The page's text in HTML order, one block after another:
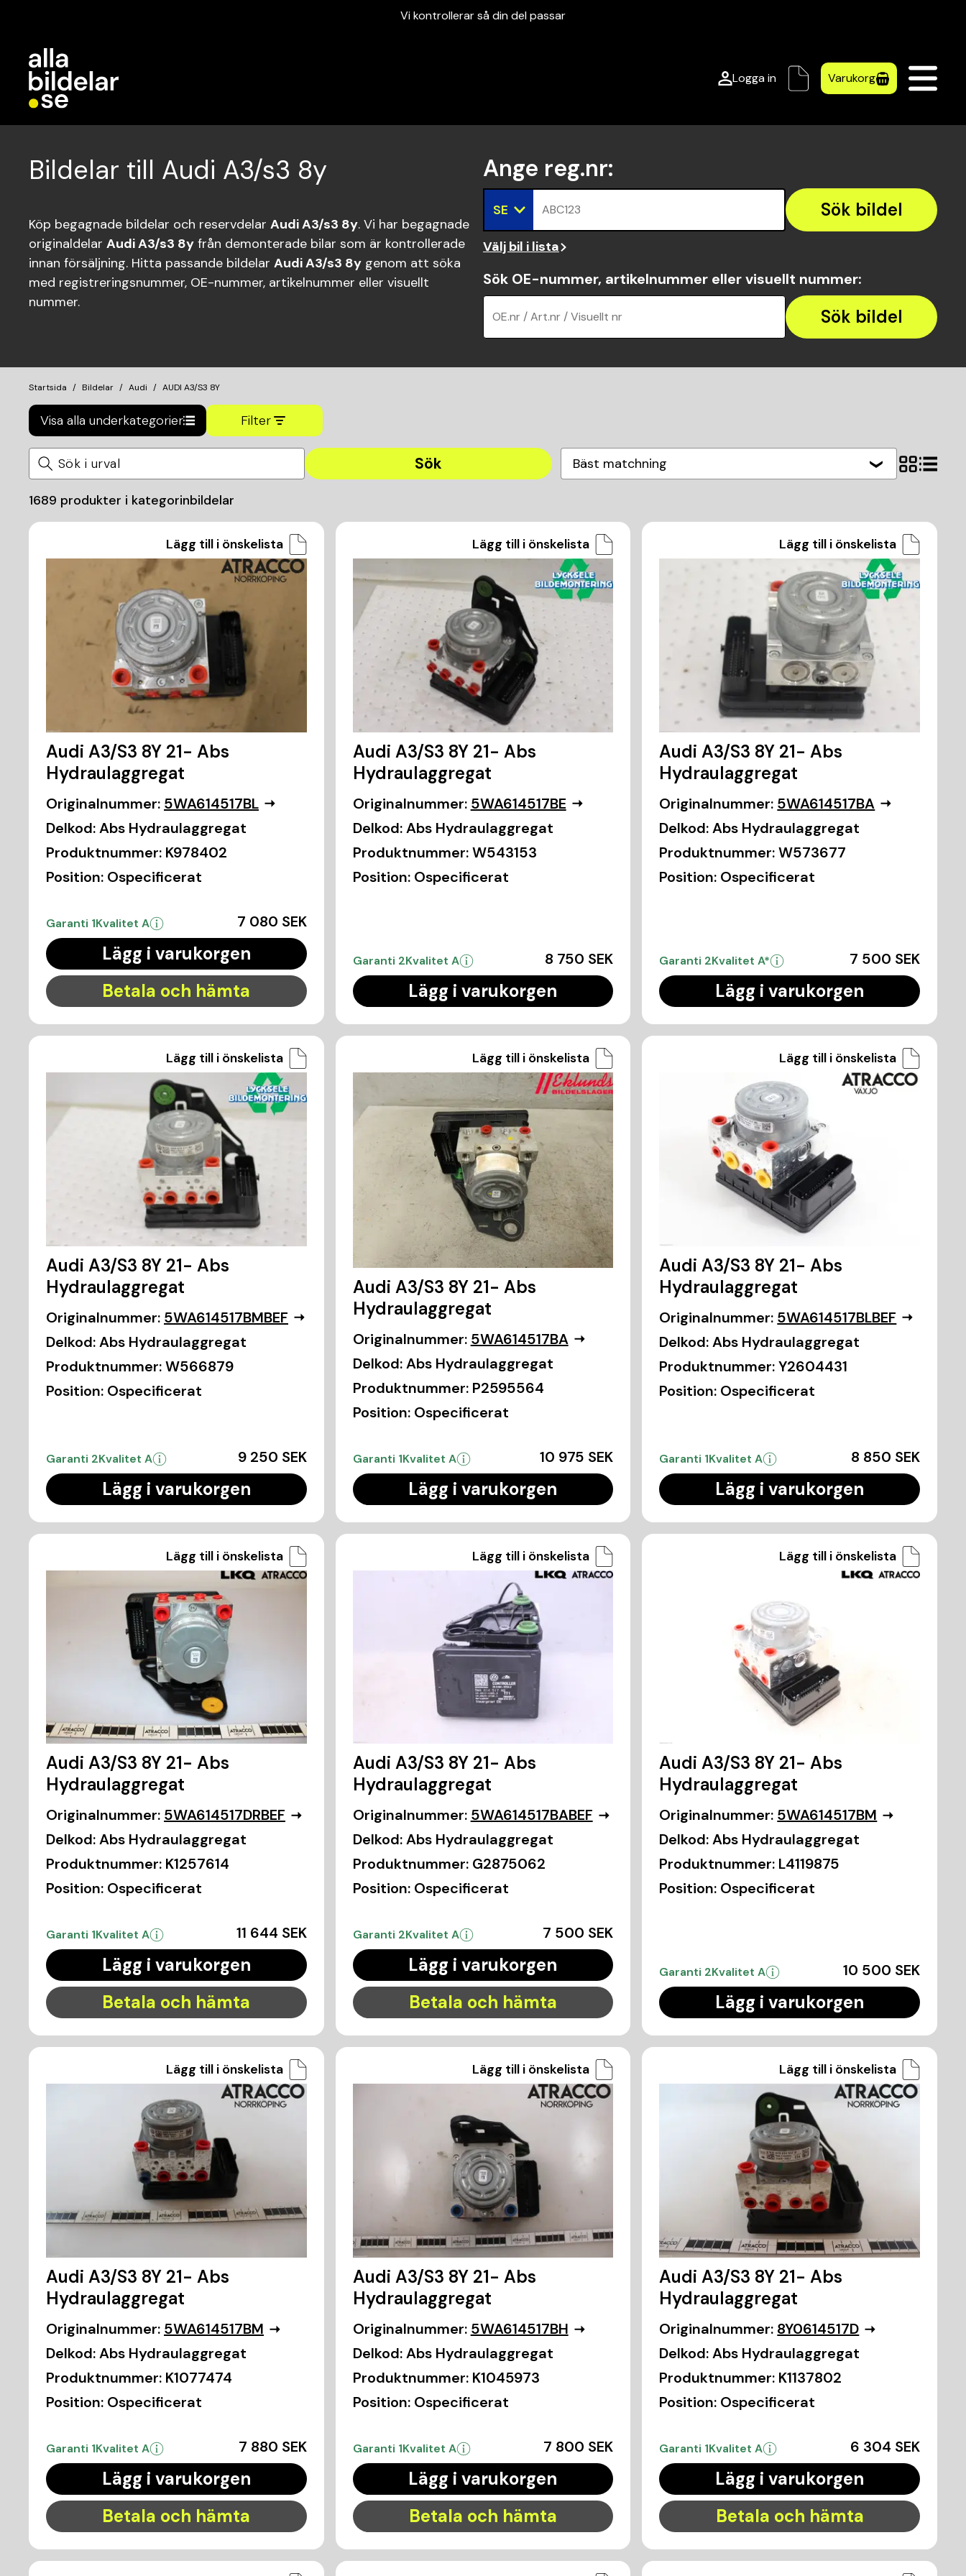
Vi kontrollerar så din del passar
Logga in Varukorg
Bildelar till Audi A3/s3 8y
Köp begagnade bildelar och reservdelar Audi A3/s3 8y. Vi har begagnade
originaldelar Audi A3/s3 8y från demonterade bilar som är kontrollerade
innan försäljning. Hitta passande bildelar Audi A3/s3 8y genom att söka
med registreringsnummer, OE-nummer, artikelnummer eller visuellt
nummer.
Ange reg.nr:
SE ABC123 Sök bildel
Välj bil i lista
Sök OE-nummer, artikelnummer eller visuellt nummer:
OE.nr / Art.nr / Visuellt nr Sök bildel
Startsida Bildelar Audi AUDI A3/S3 8Y
Visa alla underkategorier Filter
Sök Bäst matchning
1689 produkter i kategorinbildelar
Lägg till i önskelista
Audi A3/S3 8Y 21- Abs
Hydraulaggregat
Originalnummer: 5WA614517BL
Delkod:Abs Hydraulaggregat
Produktnummer: K978402
Position: Ospecificerat
Garanti 1Kvalitet A 7 080 SEK
Lägg i varukorgen
Betala och hämta
Lägg till i önskelista
Audi A3/S3 8Y 21- Abs
Hydraulaggregat
Originalnummer: 5WA614517BE
Delkod: Abs Hydraulaggregat
Produktnummer: W543153
Position: Ospecificerat
Garanti 2Kvalitet A 8 750 SEK
Lägg i varukorgen
Lägg till i önskelista
Audi A3/S3 8Y 21- Abs
Hydraulaggregat
Originalnummer: 5WA614517BA
Delkod: Abs Hydraulaggregat
Produktnummer: W573677
Position: Ospecificerat
Garanti 2Kvalitet A* 7 500 SEK
Lägg i varukorgen
Lägg till i önskelista
Audi A3/S3 8Y 21- Abs
Hydraulaggregat
Originalnummer: 5WA614517BMBEF
Delkod:Abs Hydraulaggregat
Produktnummer:W566879
Position: Ospecificerat
Garanti 2Kvalitet A 9 250 SEK
Lägg i varukorgen
Lägg till i önskelista
Audi A3/S3 8Y 21- Abs
Hydraulaggregat
Originalnummer: 5WA614517BA
Delkod: Abs Hydraulaggregat
Produktnummer: P2595564
Position: Ospecificerat
Garanti 1Kvalitet A 10 975 SEK
Lägg i varukorgen
Lägg till i önskelista
Audi A3/S3 8Y 21- Abs
Hydraulaggregat
Originalnummer: 5WA614517BLBEF
Delkod: Abs Hydraulaggregat
Produktnummer: Y2604431
Position: Ospecificerat
Garanti 1Kvalitet A 8 850 SEK
Lägg i varukorgen
Lägg till i önskelista
Audi A3/S3 8Y 21- Abs
Hydraulaggregat
Originalnummer: 5WA614517DRBEF
Delkod:Abs Hydraulaggregat
Produktnummer: K1257614
Position: Ospecificerat
Garanti 1Kvalitet A 11 644 SEK
Lägg i varukorgen
Betala och hämta
Lägg till i önskelista
Audi A3/S3 8Y 21- Abs
Hydraulaggregat
Originalnummer: 5WA614517BABEF
Delkod: Abs Hydraulaggregat
Produktnummer: G2875062
Position: Ospecificerat
Garanti 2Kvalitet A 7 500 SEK
Lägg i varukorgen
Betala och hämta
Lägg till i önskelista
Audi A3/S3 8Y 21- Abs
Hydraulaggregat
Originalnummer: 5WA614517BM
Delkod: Abs Hydraulaggregat
Produktnummer: L4119875
Position: Ospecificerat
Garanti 2Kvalitet A 10 500 SEK
Lägg i varukorgen
Lägg till i önskelista
Audi A3/S3 8Y 21- Abs
Hydraulaggregat
Originalnummer: 5WA614517BM
Delkod:Abs Hydraulaggregat
Produktnummer: K1077474
Position: Ospecificerat
Garanti 1Kvalitet A 7 880 SEK
Lägg i varukorgen
Betala och hämta
Lägg till i önskelista
Audi A3/S3 8Y 21- Abs
Hydraulaggregat
Originalnummer: 5WA614517BH
Delkod: Abs Hydraulaggregat
Produktnummer: K1045973
Position: Ospecificerat
Garanti 1Kvalitet A 7 800 SEK
Lägg i varukorgen
Betala och hämta
Lägg till i önskelista
Audi A3/S3 8Y 21- Abs
Hydraulaggregat
Originalnummer: 8Y0614517D
Delkod: Abs Hydraulaggregat
Produktnummer: K1137802
Position: Ospecificerat
Garanti 1Kvalitet A 6 304 SEK
Lägg i varukorgen
Betala och hämta